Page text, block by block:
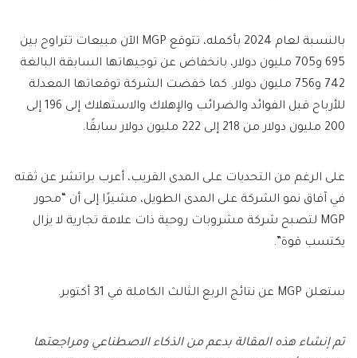
بالنسبة لعام 2024 بأكمله، تتوقع MGP الآن مبيعات تتراوح بين
695 و705 مليون دولار، بانخفاض عن توجيهاتها السابقة البالغة
742 و756 مليون دولار. كما خفضت الشركة توقعاتها المعدلة
للأرباح قبل الفوائد والضرائب والإهلاك والاستهلاك إلى 196 إلى
200 مليون دولار من 218 إلى 222 مليون دولار سابقًا.
على الرغم من التحديات على المدى القريب، أعرب براتشر عن ثقته
في آفاق نمو الشركة على المدى الطويل، مشيرًا إلى أن “محور
MGP لتصبح شركة مشروبات روحية ذات علامة تجارية لا يزال
يكتسب قوة”.
ستعلن MGP عن نتائج الربع الثالث الكاملة في 31 أكتوبر.
تم إنشاء هذه المقالة بدعم من الذكاء الاصطناعي ومراجعتها